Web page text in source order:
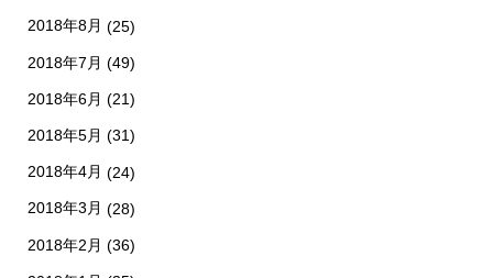
2018年8月 (25)
2018年7月 (49)
2018年6月 (21)
2018年5月 (31)
2018年4月 (24)
2018年3月 (28)
2018年2月 (36)